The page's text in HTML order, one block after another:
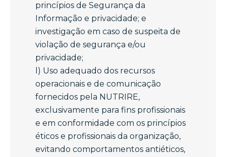
princípios de Segurança da
Informação e privacidade; e
investigação em caso de suspeita de
violação de segurança e/ou
privacidade;
l) Uso adequado dos recursos
operacionais e de comunicação
fornecidos pela NUTRIRE,
exclusivamente para fins profissionais
e em conformidade com os princípios
éticos e profissionais da organização,
evitando comportamentos antiéticos,